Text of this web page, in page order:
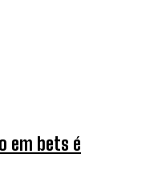
em bets é